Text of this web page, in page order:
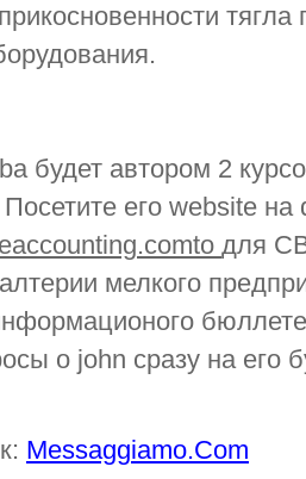
будет автором 2
его website на
для
мелкого
о john сразу на его
Messaggiamo.Com